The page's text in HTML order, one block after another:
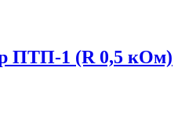
ПТП-1 (R 0,5 кОм)